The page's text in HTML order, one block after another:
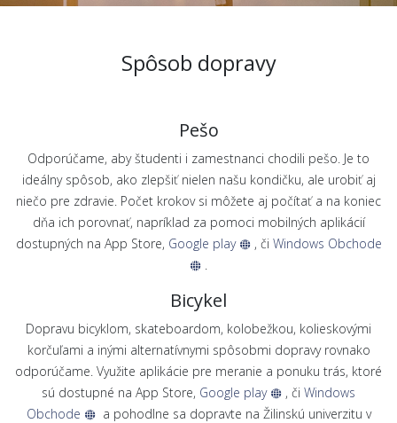
Spôsob dopravy
Pešo
Odporúčame, aby študenti i zamestnanci chodili pešo. Je to
ideálny spôsob, ako zlepšiť nielen našu kondičku, ale urobiť aj
niečo pre zdravie. Počet krokov si môžete aj počítať a na koniec
dňa ich porovnať, napríklad za pomoci mobilných aplikácií
dostupných na App Store, Google play , či Windows Obchode
.
Bicykel
Dopravu bicyklom, skateboardom, kolobežkou, kolieskovými
korčuľami a inými alternatívnymi spôsobmi dopravy rovnako
odporúčame. Využite aplikácie pre meranie a ponuku trás, ktoré
sú dostupné na App Store, Google play , či Windows
Obchode
a pohodlne sa dopravte na Žilinskú univerzitu v